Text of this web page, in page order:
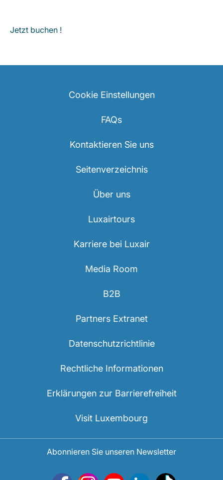
Jetzt buchen !
Cookie Einstellungen
FAQs
Kontaktieren Sie uns
Seitenverzeichnis
Über uns
Luxairtours
Karriere bei Luxair
Media Room
B2B
Partners Extranet
Datenschutzrichtlinie
Rechtliche Informationen
Erklärungen zur Barrierefreiheit
Visit Luxembourg
Abonnieren Sie unseren Newsletter